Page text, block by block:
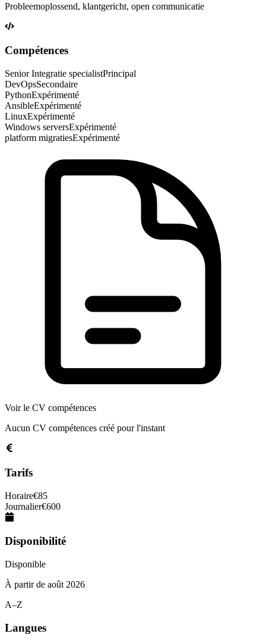
Probleemoplossend, klantgericht, open communicatie
Compétences
Senior Integratie specialistPrincipal
DevOpsSecondaire
PythonExpérimenté
AnsibleExpérimenté
LinuxExpérimenté
Windows serversExpérimenté
platform migratiesExpérimenté
Voir le CV compétences
Aucun CV compétences créé pour l'instant
Tarifs
Horaire€85
Journalier€600
Disponibilité
Disponible
À partir de août 2026
A–Z
Langues